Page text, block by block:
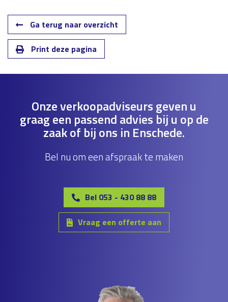
Ga terug naar overzicht
Print deze pagina
Onze verkoopadviseurs geven u
graag een passend advies bij u op de
zaak of bij ons in Enschede.
Bel nu om een afspraak te maken
Bel 053 - 430 88 88
Vraag een offerte aan